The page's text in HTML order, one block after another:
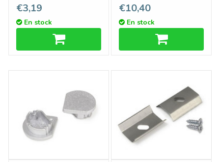
Embouts TRIAD, Ensemble
de deux pour couvercle plat
B
€3,19
En stock
Cover D ClickOver capot
semi-circulaire blanc laiteux
en longueurs de 1m ou 2m
€10,40
En stock